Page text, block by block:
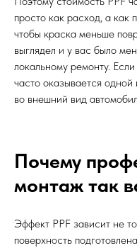
просто как расход, а как
чтобы краска меньше
выглядел и у вас было
локальному ремонту.
часто оказывается
во внешний вид
Почему
монтаж так
Эффект PPF зависит не
поверхность